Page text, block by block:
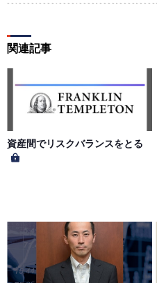
用によって生じた損害の責
第５条（著作権）
本サイトに掲載された情報
社もしくは著作物の著作者
とします。会員は、当社著
送信、譲渡、翻案および翻
侵害する行為を行ってはなら
第６条（サービス内容の停
サイトのサービス内容を変
第７条（個人情報の取扱い）
関連記事
資産間でリスクバランスをとる